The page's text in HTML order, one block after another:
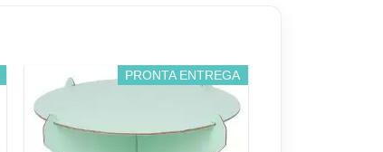
PRONTA ENTREGA